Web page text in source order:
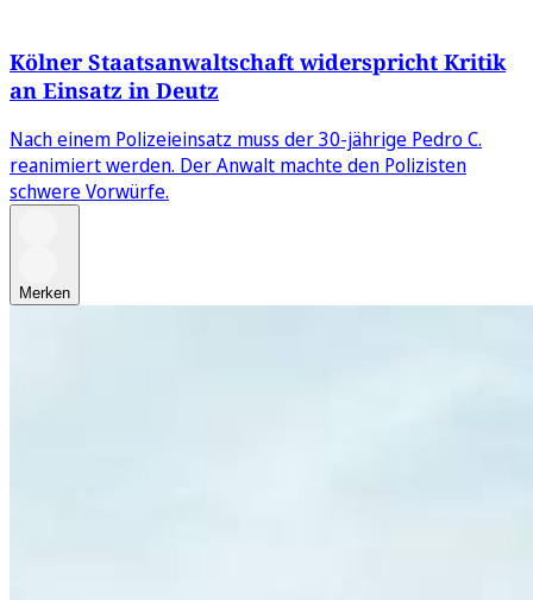
Kölner Staatsanwaltschaft widerspricht Kritik
an Einsatz in Deutz
Nach einem Polizeieinsatz muss der 30-jährige Pedro C.
reanimiert werden. Der Anwalt machte den Polizisten
schwere Vorwürfe.
Merken